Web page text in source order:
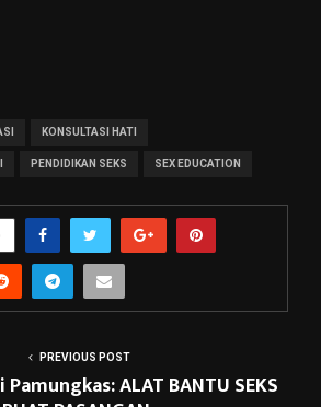
KONSULTASI HATI
PENDIDIKAN SEKS SEX EDUCATION
PREVIOUS POST
ALAT BANTU SEKS